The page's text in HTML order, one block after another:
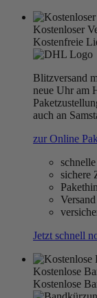
Kostenloser
Kostenfreie
Blitzversand
neue Uhr am
auch an
zur Online
sichere
Jetzt schnell
Kostenlose
Kostenlose